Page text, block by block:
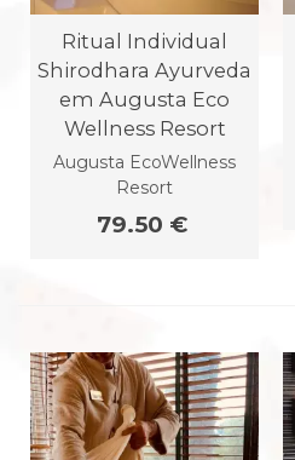
Ritual Individual
Shirodhara Ayurveda
em Augusta Eco
Wellness Resort
Augusta EcoWellness
Resort
79.50 €